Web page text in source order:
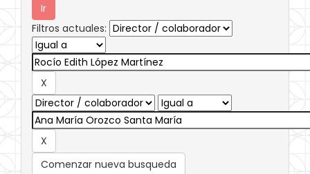
Filtros actuales:
Comenzar nueva busqueda